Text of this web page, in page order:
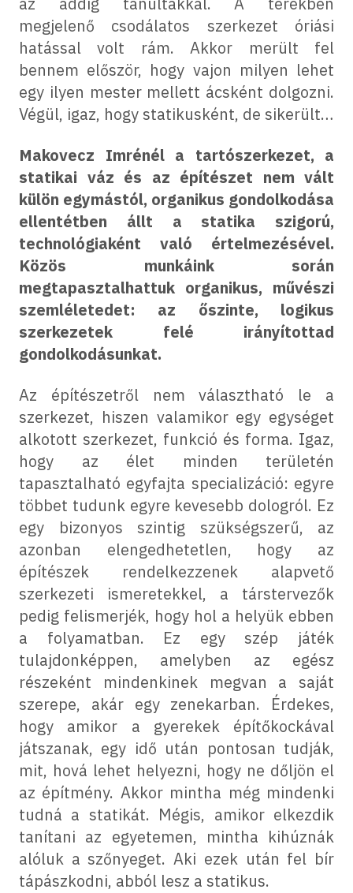
megjelenő csodálatos szerkezet óriási
hatással volt rám. Akkor merült fel
bennem először, hogy vajon milyen lehet
egy ilyen mester mellett ácsként dolgozni.
Végül, igaz, hogy statikusként, de sikerült…
Makovecz Imrénél a tartószerkezet, a
statikai váz és az építészet nem vált
külön egymástól, organikus gondolkodása
ellentétben állt a statika szigorú,
technológiaként való értelmezésével.
Közös munkáink során
megtapasztalhattuk organikus, művészi
szemléletedet: az őszinte, logikus
szerkezetek felé irányítottad
gondolkodásunkat.
Az építészetről nem választható le a
szerkezet, hiszen valamikor egy egységet
alkotott szerkezet, funkció és forma. Igaz,
hogy az élet minden területén
tapasztalható egyfajta specializáció: egyre
többet tudunk egyre kevesebb dologról. Ez
egy bizonyos szintig szükségszerű, az
azonban elengedhetetlen, hogy az
építészek rendelkezzenek alapvető
szerkezeti ismeretekkel, a társtervezők
pedig felismerjék, hogy hol a helyük ebben
a folyamatban. Ez egy szép játék
tulajdonképpen, amelyben az egész
részeként mindenkinek megvan a saját
szerepe, akár egy zenekarban. Érdekes,
hogy amikor a gyerekek építőkockával
játszanak, egy idő után pontosan tudják,
mit, hová lehet helyezni, hogy ne dőljön el
az építmény. Akkor mintha még mindenki
tudná a statikát. Mégis, amikor elkezdik
tanítani az egyetemen, mintha kihúznák
alóluk a szőnyeget. Aki ezek után fel bír
tápászkodni, abból lesz a statikus.